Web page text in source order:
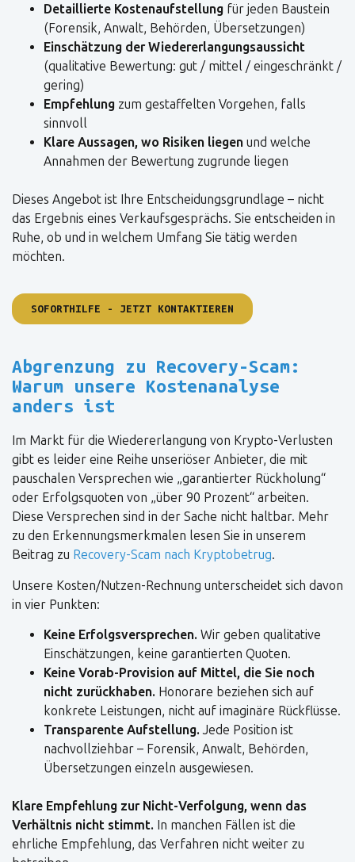
Detaillierte Kostenaufstellung für jeden Baustein
(Forensik, Anwalt, Behörden, Übersetzungen)
Einschätzung der Wiedererlangungsaussicht
(qualitative Bewertung: gut / mittel / eingeschränkt /
gering)
Empfehlung zum gestaffelten Vorgehen, falls
sinnvoll
Klare Aussagen, wo Risiken liegen und welche
Annahmen der Bewertung zugrunde liegen
Dieses Angebot ist Ihre Entscheidungsgrundlage – nicht
das Ergebnis eines Verkaufsgesprächs. Sie entscheiden in
Ruhe, ob und in welchem Umfang Sie tätig werden
möchten.
SOFORTHILFE - JETZT KONTAKTIEREN
Abgrenzung zu Recovery-Scam:
Warum unsere Kostenanalyse
anders ist
Im Markt für die Wiedererlangung von Krypto-Verlusten
gibt es leider eine Reihe unseriöser Anbieter, die mit
pauschalen Versprechen wie „garantierter Rückholung“
oder Erfolgsquoten von „über 90 Prozent“ arbeiten.
Diese Versprechen sind in der Sache nicht haltbar. Mehr
zu den Erkennungsmerkmalen lesen Sie in unserem
Beitrag zu Recovery-Scam nach Kryptobetrug.
Unsere Kosten/Nutzen-Rechnung unterscheidet sich davon
in vier Punkten:
Keine Erfolgsversprechen. Wir geben qualitative
Einschätzungen, keine garantierten Quoten.
Keine Vorab-Provision auf Mittel, die Sie noch
nicht zurückhaben. Honorare beziehen sich auf
konkrete Leistungen, nicht auf imaginäre Rückflüsse.
Transparente Aufstellung.Jede Position ist
nachvollziehbar – Forensik, Anwalt, Behörden,
Übersetzungen einzeln ausgewiesen.
Klare Empfehlung zur Nicht-Verfolgung, wenn das
Verhältnis nicht stimmt. In manchen Fällen ist die
ehrliche Empfehlung, das Verfahren nicht weiter zu